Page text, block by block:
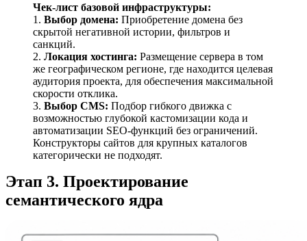
Чек-лист базовой инфраструктуры:
1. Выбор домена: Приобретение домена без
скрытой негативной истории, фильтров и
санкций.
2. Локация хостинга: Размещение сервера в том
же географическом регионе, где находится целевая
аудитория проекта, для обеспечения максимальной
скорости отклика.
3. Выбор CMS: Подбор гибкого движка с
возможностью глубокой кастомизации кода и
автоматизации SEO-функций без ограничений.
Конструкторы сайтов для крупных каталогов
категорически не подходят.
Этап 3. Проектирование
семантического ядра